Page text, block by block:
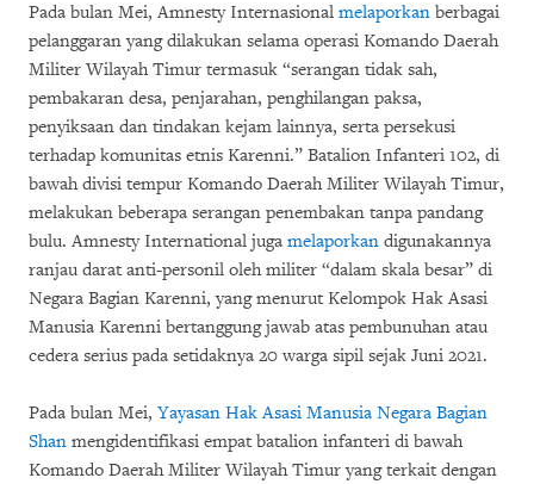
Pada bulan Mei, Amnesty Internasional melaporkan berbagai
pelanggaran yang dilakukan selama operasi Komando Daerah
Militer Wilayah Timur termasuk “serangan tidak sah,
pembakaran desa, penjarahan, penghilangan paksa,
penyiksaan dan tindakan kejam lainnya, serta persekusi
terhadap komunitas etnis Karenni.” Batalion Infanteri 102, di
bawah divisi tempur Komando Daerah Militer Wilayah Timur,
melakukan beberapa serangan penembakan tanpa pandang
bulu. Amnesty International juga melaporkan digunakannya
ranjau darat anti-personil oleh militer “dalam skala besar” di
Negara Bagian Karenni, yang menurut Kelompok Hak Asasi
Manusia Karenni bertanggung jawab atas pembunuhan atau
cedera serius pada setidaknya 20 warga sipil sejak Juni 2021.
Pada bulan Mei, Yayasan Hak Asasi Manusia Negara Bagian
Shan mengidentifikasi empat batalion infanteri di bawah
Komando Daerah Militer Wilayah Timur yang terkait dengan